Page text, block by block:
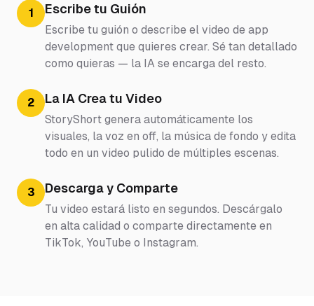
1 Escribe tu Guión
Escribe tu guión o describe el video de app
development que quieres crear. Sé tan detallado
como quieras — la IA se encarga del resto.
2 La IA Crea tu Video
StoryShort genera automáticamente los
visuales, la voz en off, la música de fondo y edita
todo en un video pulido de múltiples escenas.
3 Descarga y Comparte
Tu video estará listo en segundos. Descárgalo
en alta calidad o comparte directamente en
TikTok, YouTube o Instagram.